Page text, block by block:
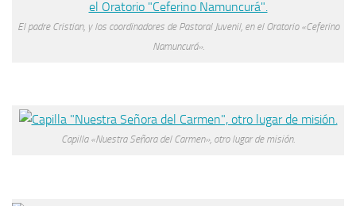
El padre Cristian, y los coordinadores de Pastoral Juvenil, en el Oratorio «Ceferino
Namuncurá».
Capilla «Nuestra Señora del Carmen», otro lugar de misión.